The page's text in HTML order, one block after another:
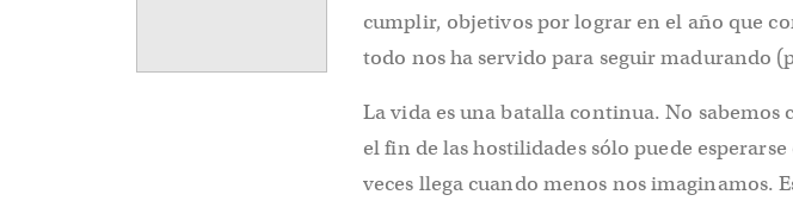
cumplir, objetivos por lograr en el año que
todo nos ha servido para seguir madurando
La vida es una batalla continua. No
el fin de las hostilidades sólo puede
veces llega cuando menos nos imaginamos.